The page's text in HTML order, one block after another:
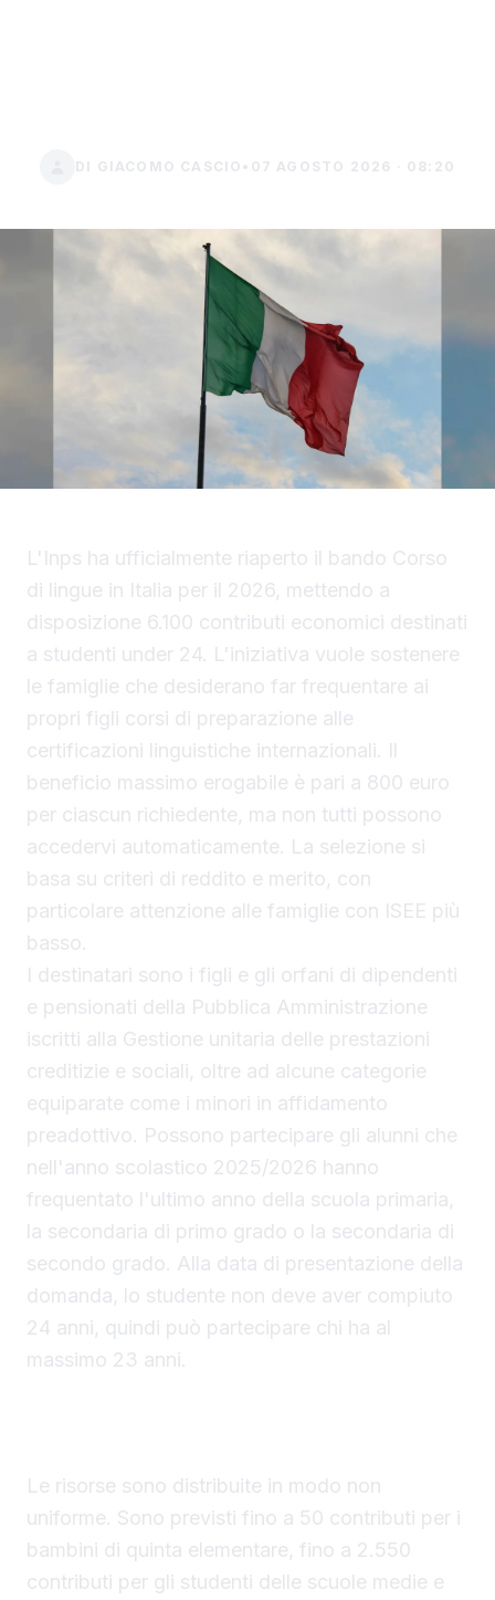
DI GIACOMO CASCIO • 07 AGOSTO 2026 · 08:20
L'Inps ha ufficialmente riaperto il bando Corso
di lingue in Italia per il 2026, mettendo a
disposizione 6.100 contributi economici destinati
a studenti under 24. L'iniziativa vuole sostenere
le famiglie che desiderano far frequentare ai
propri figli corsi di preparazione alle
certificazioni linguistiche internazionali. Il
beneficio massimo erogabile è pari a 800 euro
per ciascun richiedente, ma non tutti possono
accedervi automaticamente. La selezione si
basa su criteri di reddito e merito, con
particolare attenzione alle famiglie con ISEE più
basso.
I destinatari sono i figli e gli orfani di dipendenti
e pensionati della Pubblica Amministrazione
iscritti alla Gestione unitaria delle prestazioni
creditizie e sociali, oltre ad alcune categorie
equiparate come i minori in affidamento
preadottivo. Possono partecipare gli alunni che
nell'anno scolastico 2025/2026 hanno
frequentato l'ultimo anno della scuola primaria,
la secondaria di primo grado o la secondaria di
secondo grado. Alla data di presentazione della
domanda, lo studente non deve aver compiuto
24 anni, quindi può partecipare chi ha al
massimo 23 anni.
Le risorse sono distribuite in modo non
uniforme. Sono previsti fino a 50 contributi per i
bambini di quinta elementare, fino a 2.550
contributi per gli studenti delle scuole medie e